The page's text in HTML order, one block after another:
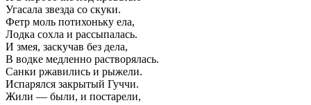
Угасала звезда со скуки.
Фетр моль потихоньку ела,
Лодка сохла и рассыпалась.
И змея, заскучав без дела,
В водке медленно растворялась.
Санки ржавились и рыжели.
Испарялся закрытый Гуччи.
Жили — были, и постарели,